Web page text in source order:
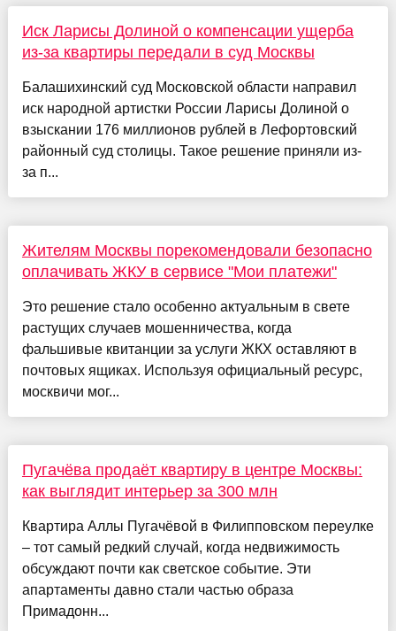
Иск Ларисы Долиной о компенсации ущерба
из-за квартиры передали в суд Москвы
Балашихинский суд Московской области направил
иск народной артистки России Ларисы Долиной о
взыскании 176 миллионов рублей в Лефортовский
районный суд столицы. Такое решение приняли из-
за п...
Жителям Москвы порекомендовали безопасно
оплачивать ЖКУ в сервисе "Мои платежи"
Это решение стало особенно актуальным в свете
растущих случаев мошенничества, когда
фальшивые квитанции за услуги ЖКХ оставляют в
почтовых ящиках. Используя официальный ресурс,
москвичи мог...
Пугачёва продаёт квартиру в центре Москвы:
как выглядит интерьер за 300 млн
Квартира Аллы Пугачёвой в Филипповском переулке
– тот самый редкий случай, когда недвижимость
обсуждают почти как светское событие. Эти
апартаменты давно стали частью образа
Примадонн...